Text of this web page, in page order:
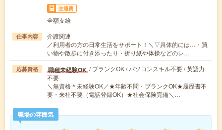
交通費
全額支給
仕事内容
介護関連
／利用者の方の日常生活をサポート！＼▽具体的には…・買
い物や散歩に付き添ったり・折り紙や体操などのレ…
応募資格 職種未経験OK / ブランクOK / パソコンスキル不要 / 英語力
不要
＼無資格＊未経験OK／★年齢不問・ブランクOK★履歴書不
要・来社不要（電話登録OK）★社会保険完備＼…
職場の雰囲気